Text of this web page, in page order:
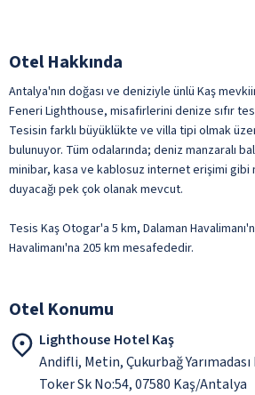
Otel Hakkında
Antalya'nın doğası ve deniziyle ünlü Kaş
Feneri Lighthouse, misafirlerini denize sıfır
Tesisin farklı büyüklükte ve villa tipi olmak
bulunuyor. Tüm odalarında; deniz manzaralı
minibar, kasa ve kablosuz internet erişimi gibi
duyacağı pek çok olanak mevcut.
Tesis Kaş Otogar'a 5 km, Dalaman
Havalimanı'na 205 km mesafededir.
Otel Konumu
Lighthouse Hotel Kaş
Andifli, Metin, Çukurbağ
Toker Sk No:54, 07580 Kaş/Antalya